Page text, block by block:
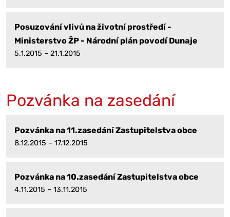
Posuzování vlivů na životní prostředí -
Ministerstvo ŽP - Národní plán povodí Dunaje
5.1.2015 – 21.1.2015
Pozvánka na zasedání
Pozvánka na 11.zasedání Zastupitelstva obce
8.12.2015 – 17.12.2015
Pozvánka na 10.zasedání Zastupitelstva obce
4.11.2015 – 13.11.2015